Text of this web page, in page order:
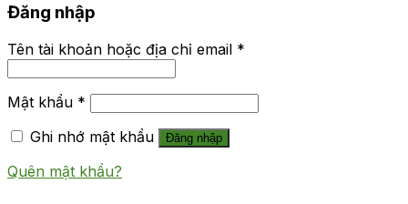
Đăng nhập
Tên tài khoản hoặc địa chỉ email *
Mật khẩu *
Ghi nhớ mật khẩu
Đăng nhập
Quên mật khẩu?